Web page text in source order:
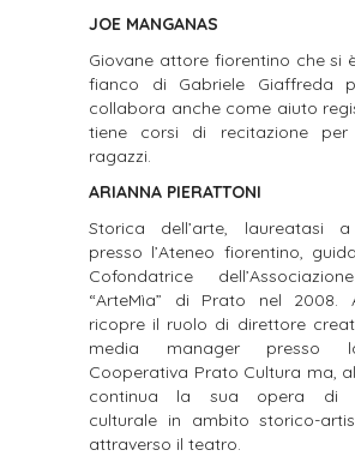
JOE MANGANAS
Giovane attore fiorentino che si
fianco di Gabriele Giaffreda
collabora anche come aiuto
tiene corsi di recitazione
ragazzi.
ARIANNA PIERATTONI
Storica dell’arte, laureatasi
presso l’Ateneo fiorentino,
Cofondatrice
“ArteMìa” di Prato nel 2008.
ricopre il ruolo di direttore
media manager presso
Cooperativa Prato Cultura ma,
continua la sua opera di
culturale in ambito storico-
attraverso il teatro.